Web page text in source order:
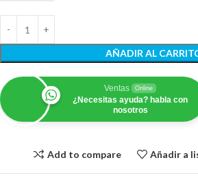
AÑADIR AL
Ventas Online
¿Necesitas ayuda? habla con
nosotros
Add to compare Añadir a